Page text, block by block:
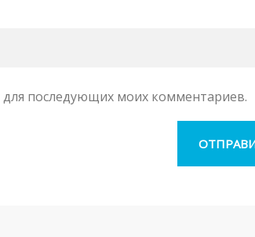
для последующих моих комментариев.